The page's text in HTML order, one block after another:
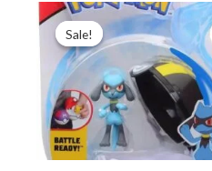
Sale!
Sale!
Pierwotna
cena
wynosiła:
116,19 zł.
Aktualna
cena
wynosi:
82,99 zł.